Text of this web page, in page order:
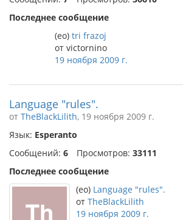
Последнее сообщение
(eo) tri frazoj
от victornino
19 ноября 2009 г.
Language "rules".
от TheBlackLilith, 19 ноября 2009 г.
Язык: Esperanto
Сообщений: 6 Просмотров: 33111
Последнее сообщение
(eo) Language "rules".
от TheBlackLilith
19 ноября 2009 г.